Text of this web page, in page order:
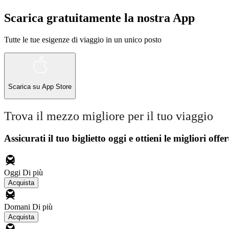
Scarica gratuitamente la nostra App
Tutte le tue esigenze di viaggio in un unico posto
Scarica su App Store
Trova il mezzo migliore per il tuo viaggio
Assicurati il ​​tuo biglietto oggi e ottieni le migliori
Oggi Di più
Acquista
Domani Di più
Acquista